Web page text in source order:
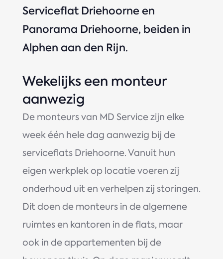
Serviceflat Driehoorne en
Panorama Driehoorne, beiden in
Alphen aan den Rijn.
Wekelijks een monteur
aanwezig
De monteurs van MD Service zijn elke
week één hele dag aanwezig bij de
serviceflats Driehoorne. Vanuit hun
eigen werkplek op locatie voeren zij
onderhoud uit en verhelpen zij storingen.
Dit doen de monteurs in de algemene
ruimtes en kantoren in de flats, maar
ook in de appartementen bij de